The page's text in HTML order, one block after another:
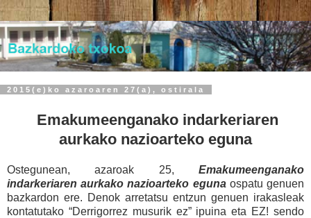
2015(e)ko azaroaren 27(a), ostirala
Emakumeenganako indarkeriaren
aurkako nazioarteko eguna
Ostegunean, azaroak 25, Emakumeenganako
indarkeriaren aurkako nazioarteko egunaospatu genuen
bazkardon ere. Denok arretatsu entzun genuen irakasleak
kontatutako “Derrigorrez musurik ez” ipuina eta EZ! sendo